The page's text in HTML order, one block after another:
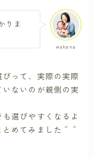
wakana
りま
って、実際の実際
ないのが親側の実
選びやすくなるよ
めてみました＾＾